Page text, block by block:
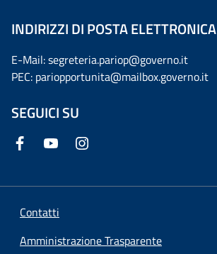
INDIRIZZI DI POSTA ELETTRONICA
E-Mail: segreteria.pariop@governo.it
PEC: pariopportunita@mailbox.governo.it
SEGUICI SU
Contatti
Amministrazione Trasparente